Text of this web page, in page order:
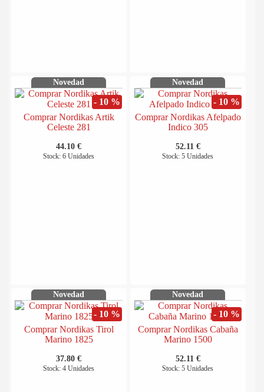
Novedad
- 10 %
Comprar Nordikas Artik
Celeste 281
44.10 €
Stock: 6 Unidades
Novedad
- 10 %
Comprar Nordikas Afelpado
Indico 305
52.11 €
Stock: 5 Unidades
Novedad
- 10 %
Comprar Nordikas Tirol
Marino 1825
37.80 €
Stock: 4 Unidades
Novedad
- 10 %
Comprar Nordikas Cabaña
Marino 1500
52.11 €
Stock: 5 Unidades